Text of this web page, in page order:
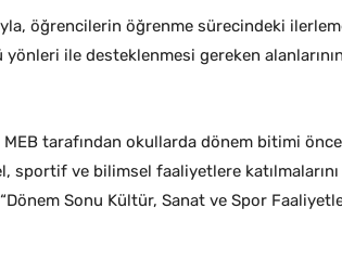
öğrencilerin öğrenme sürecindeki
ile desteklenmesi gereken
tarafından okullarda dönem bitimi
sportif ve bilimsel faaliyetlere
Sonu Kültür, Sanat ve Spor